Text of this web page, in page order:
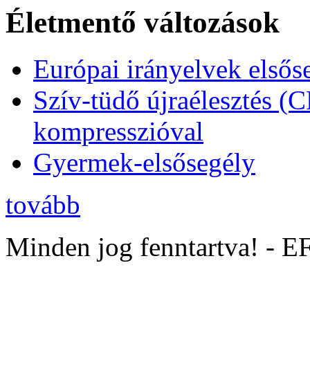
Életmentő változások
Európai irányelvek
Szív-tüdő újraélesztés
kompresszióval
Gyermek-elsősegély
tovább
Minden jog fenntartva! -